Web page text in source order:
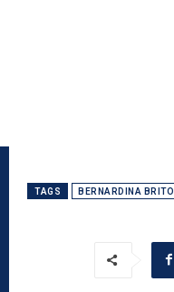
TAGS BERNARDINA BRITO